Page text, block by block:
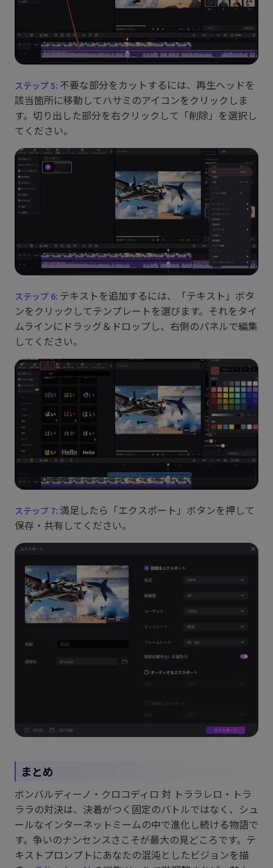
不要な部分をカットするには、再生ヘッドを
該当箇所に移動してハサミのアイコンをクリックしま
す。切り出した部分を右クリックして「削除」を選択し
てください。
テキストを追加するには、「テキスト」ボタ
ンをクリックしてテンプレートを選びます。それをタイ
ムラインにドラッグ＆ドロップし、右側のパネルで編集
してください。
満足したら「エクスポート」ボタンを押して
保存・共有してください。
まとめ
ボンバルディーノ・クロコディロ 対 トララレロ・トラ
ララの対決は、決着がつく固定のバトルではなく、シュ
ールなインターネットミームの中で進化し続ける物語で
す。争いのナンセンスさこそが最大の見どころです。テ
キストプロンプトにあなたの混沌としたビジョンを描